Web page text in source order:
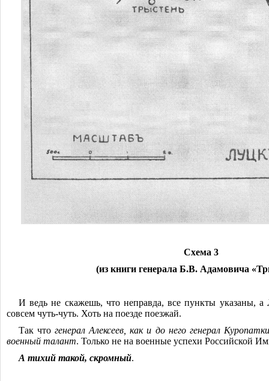
Схема 3
(из книги генерала Б.В. Адамовича
И ведь не скажешь, что неправда, все пункты указаны,
совсем чуть-чуть. Хоть на поезде поезжай.
Так чтогенерал Алексеев, как и до него генерал
военный талант. Только не на военные успехи Российской
А тихий такой, скромный.